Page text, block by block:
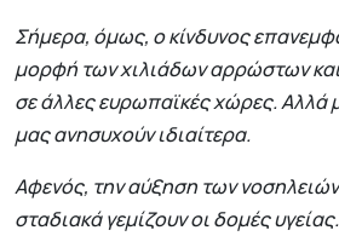
Σήμερα, όμως, ο κίνδυνος
μορφή των χιλιάδων αρρώστων
σε άλλες ευρωπαϊκές χώρες. Αλλά
μας ανησυχούν ιδιαίτερα.
Αφενός, την αύξηση των
σταδιακά γεμίζουν οι δομές